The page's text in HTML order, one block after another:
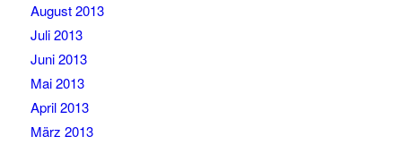
August 2013
Juli 2013
Juni 2013
Mai 2013
April 2013
März 2013